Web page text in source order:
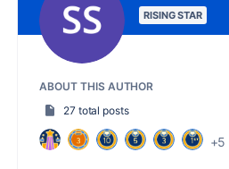
RISING STAR
ABOUT THIS AUTHOR
27 total posts
+5